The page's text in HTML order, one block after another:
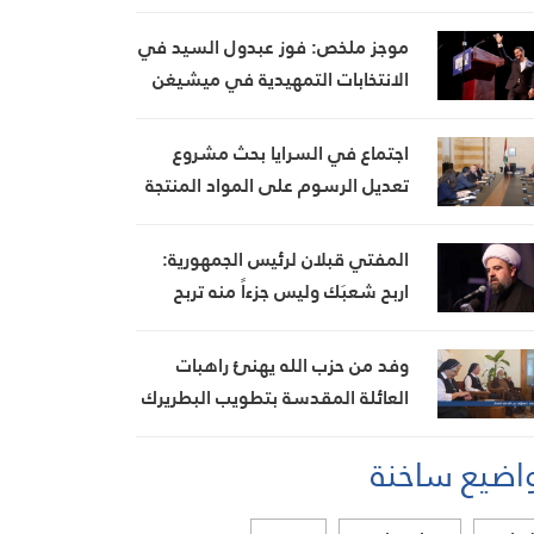
موجز ملخص: فوز عبدول السيد في
الانتخابات التمهيدية في ميشيغن
اجتماع في السرايا بحث مشروع
تعديل الرسوم على المواد المنتجة
إيرادات من مصادر أخرى لتخفيف
العبء عن كاهل المواطن
المفتي قبلان لرئيس الجمهورية:
اربح شعبَك وليس جزءاً منه تربح
وفد من حزب الله يهنئ راهبات
العائلة المقدسة بتطويب البطريرك
ساخنة